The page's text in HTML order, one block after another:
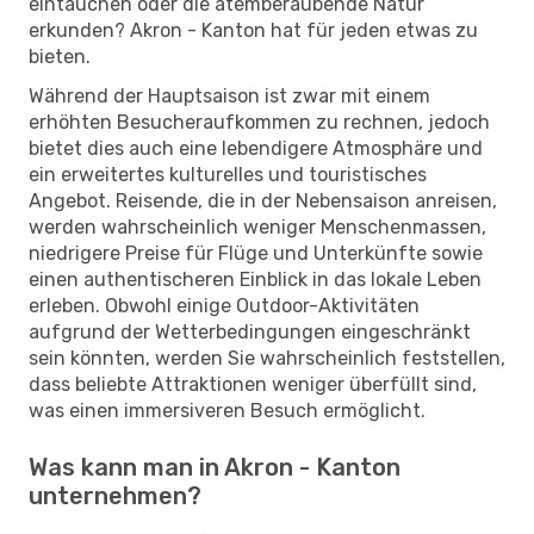
erkunden? Akron - Kanton hat für jeden etwas zu
bieten.
Während der Hauptsaison ist zwar mit einem
erhöhten Besucheraufkommen zu rechnen, jedoch
bietet dies auch eine lebendigere Atmosphäre und
ein erweitertes kulturelles und touristisches
Angebot. Reisende, die in der Nebensaison anreisen,
werden wahrscheinlich weniger Menschenmassen,
niedrigere Preise für Flüge und Unterkünfte sowie
einen authentischeren Einblick in das lokale Leben
erleben. Obwohl einige Outdoor-Aktivitäten
aufgrund der Wetterbedingungen eingeschränkt
sein könnten, werden Sie wahrscheinlich feststellen,
dass beliebte Attraktionen weniger überfüllt sind,
was einen immersiveren Besuch ermöglicht.
Was kann man in Akron - Kanton
unternehmen?